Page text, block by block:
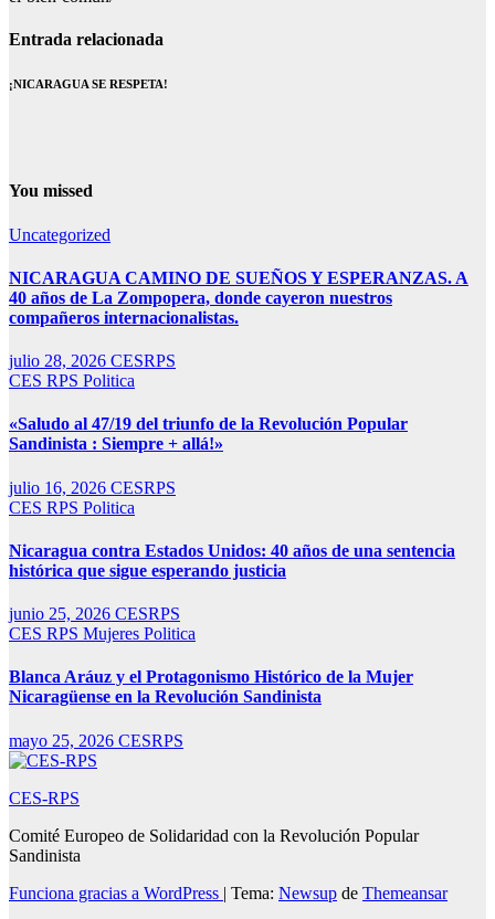
Entrada relacionada
¡NICARAGUA SE RESPETA!
You missed
Uncategorized
NICARAGUA CAMINO DE SUEÑOS Y ESPERANZAS. A
40 años de La Zompopera, donde cayeron nuestros
compañeros internacionalistas.
julio 28, 2026 CESRPS
CES RPS Politica
«Saludo al 47/19 del triunfo de la Revolución Popular
Sandinista : Siempre + allá!»
julio 16, 2026 CESRPS
CES RPS Politica
Nicaragua contra Estados Unidos: 40 años de una sentencia
histórica que sigue esperando justicia
junio 25, 2026 CESRPS
CES RPS Mujeres Politica
Blanca Aráuz y el Protagonismo Histórico de la Mujer
Nicaragüense en la Revolución Sandinista
mayo 25, 2026 CESRPS
CES-RPS
Comité Europeo de Solidaridad con la Revolución Popular
Sandinista
Funciona gracias a WordPress | Tema: Newsup de Themeansar